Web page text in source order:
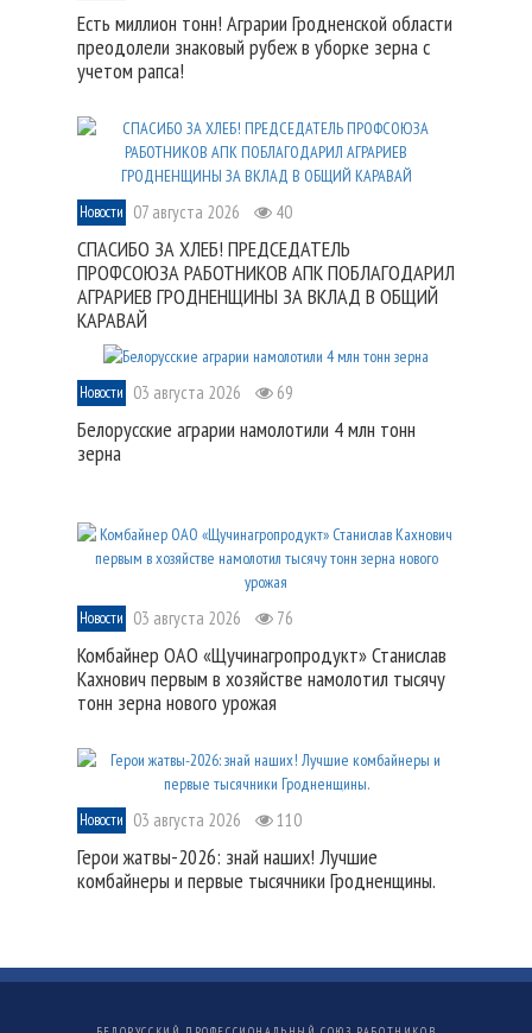
Есть миллион тонн! Аграрии Гродненской области
преодолели знаковый рубеж в уборке зерна с
учетом рапса!
Новости 07 августа 2026 40
СПАСИБО ЗА ХЛЕБ! ПРЕДСЕДАТЕЛЬ
ПРОФСОЮЗА РАБОТНИКОВ АПК ПОБЛАГОДАРИЛ
АГРАРИЕВ ГРОДНЕНЩИНЫ ЗА ВКЛАД В ОБЩИЙ
КАРАВАЙ
Новости 03 августа 2026 69
Белорусские аграрии намолотили 4 млн тонн
зерна
Новости 03 августа 2026 76
Комбайнер ОАО «Щучинагропродукт» Станислав
Кахнович первым в хозяйстве намолотил тысячу
тонн зерна нового урожая
Новости 03 августа 2026 110
Герои жатвы-2026: знай наших! Лучшие
комбайнеры и первые тысячники Гродненщины.